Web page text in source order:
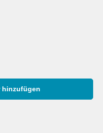
hinzufügen